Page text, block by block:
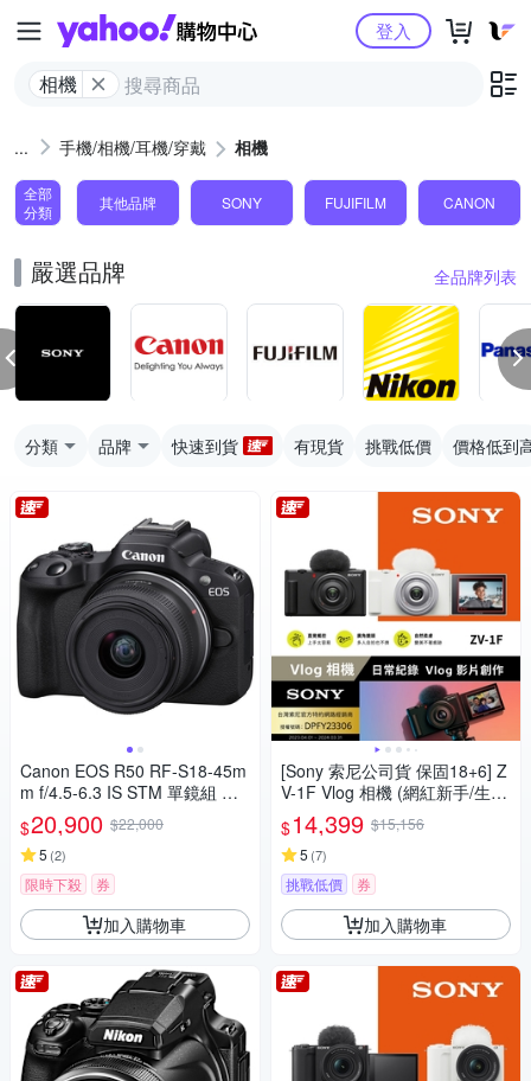
Yahoo購物中心
相機
登入
手機/相機/耳機/穿戴 相機
全部
分類
其他品牌 SONY FUJIFILM CANON
嚴選品牌 全品牌列表
分類 品牌 快速到貨 有現貨 挑戰低價 價格低到
Canon EOS R50 RF-S18-45m
m f/4.5-6.3 IS STM 單鏡組 公
司貨
$20,900 $22,000
5 (2)
限時下殺 券
加入購物車
[Sony 索尼公司貨 保固18+6] Z
V-1F Vlog 相機 (網紅新手/生活
隨拍)
$14,399 $15,156
5 (7)
挑戰低價 券
加入購物車